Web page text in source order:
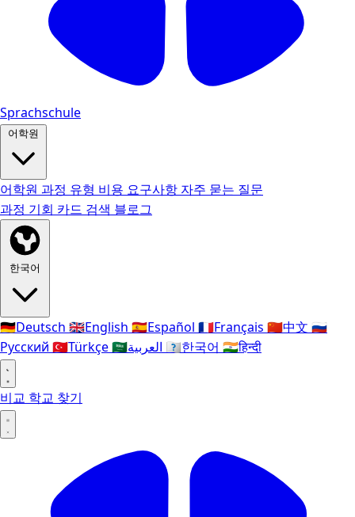
Sprachschule
어학원
어학원 과정 유형 비용 요구사항 자주 묻는 질문
과정 기회 카드 검색 블로그
한국어
🇩🇪Deutsch 🇬🇧English 🇪🇸Español 🇫🇷Français 🇨🇳中文 🇷🇺
Русский 🇹🇷Türkçe🇸🇦 🇰🇷한국어 🇮🇳हिन्दी
비교 학교 찾기